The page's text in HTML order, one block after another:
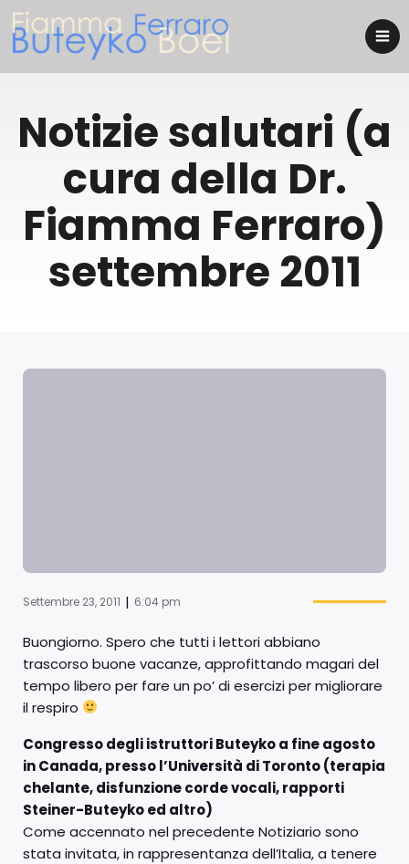
Notizie salutari (a
cura della Dr.
Fiamma Ferraro)
settembre 2011
Settembre 23, 2011 | 6:04 pm
Buongiorno. Spero che tutti i lettori abbiano
trascorso buone vacanze, approfittando magari del
tempo libero per fare un po’ di esercizi per migliorare
il respiro
Congresso degli istruttori Buteyko a fine agosto
in Canada, presso l’Università di Toronto (terapia
chelante, disfunzione corde vocali, rapporti
Steiner-Buteyko ed altro)
Come accennato nel precedente Notiziario sono
stata invitata, in rappresentanza dell’Italia, a tenere